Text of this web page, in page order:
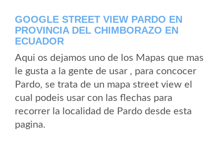
GOOGLE STREET VIEW PARDO EN
PROVINCIA DEL CHIMBORAZO EN
ECUADOR
Aqui os dejamos uno de los Mapas que mas
le gusta a la gente de usar , para concocer
Pardo, se trata de un mapa street view el
cual podeis usar con las flechas para
recorrer la localidad de Pardo desde esta
pagina.